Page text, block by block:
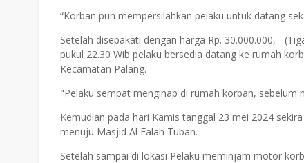
“Korban pun mempersilahkan pelaku untuk datang
Setelah disepakati dengan harga Rp. 30.000.000, -
pukul 22.30 Wib pelaku bersedia datang ke rumah
Kecamatan Palang.
"Pelaku sempat menginap di rumah korban,
Kemudian pada hari Kamis tanggal 23 mei 2024
menuju Masjid Al Falah Tuban.
Setelah sampai di lokasi Pelaku meminjam motor